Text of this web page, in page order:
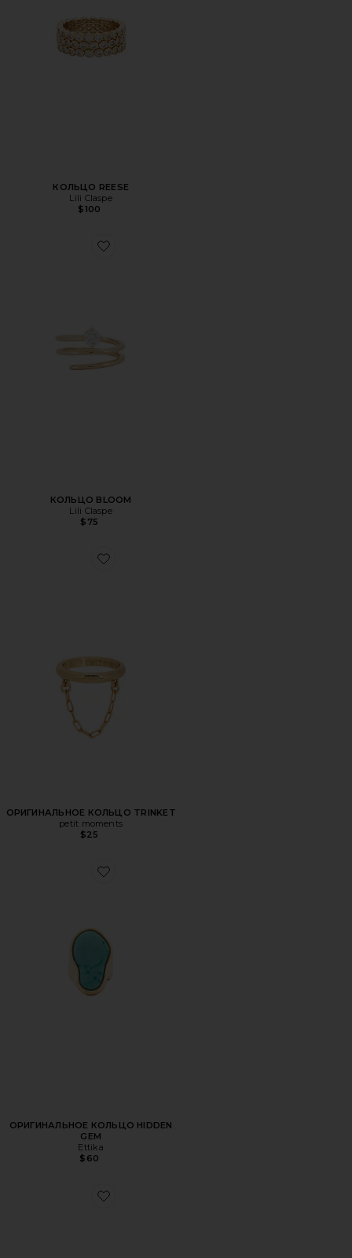
КОЛЬЦО REESE
Lili Claspe
$100
Favorite КОЛЬЦО BLOOM
КОЛЬЦО BLOOM
Lili Claspe
$75
Favorite ОРИГИНАЛЬНОЕ КОЛЬЦО TRINKET
ОРИГИНАЛЬНОЕ КОЛЬЦО TRINKET
petit moments
$25
Favorite ОРИГИНАЛЬНОЕ КОЛЬЦО HIDDEN GEM
ОРИГИНАЛЬНОЕ КОЛЬЦО HIDDEN
GEM
Ettika
$60
Favorite НАБОР КОЛЕЦ MANCHESTER